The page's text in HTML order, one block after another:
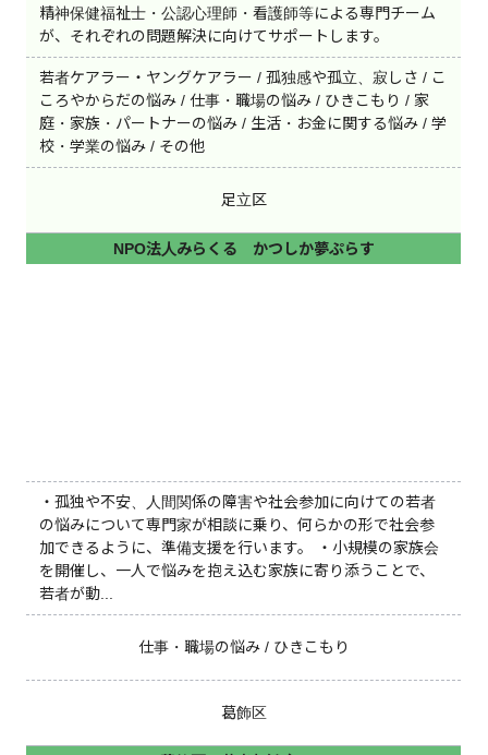
精神保健福祉士・公認心理師・看護師等による専門チーム
が、それぞれの問題解決に向けてサポートします。
若者ケアラー・ヤングケアラー / 孤独感や孤立、寂しさ / こ
ころやからだの悩み / 仕事・職場の悩み / ひきこもり / 家
庭・家族・パートナーの悩み / 生活・お金に関する悩み / 学
校・学業の悩み / その他
足立区
NPO法人みらくる かつしか夢ぷらす
・孤独や不安、人間関係の障害や社会参加に向けての若者
の悩みについて専門家が相談に乗り、何らかの形で社会参
加できるように、準備支援を行います。 ・小規模の家族会
を開催し、一人で悩みを抱え込む家族に寄り添うことで、
若者が動...
仕事・職場の悩み / ひきこもり
葛飾区